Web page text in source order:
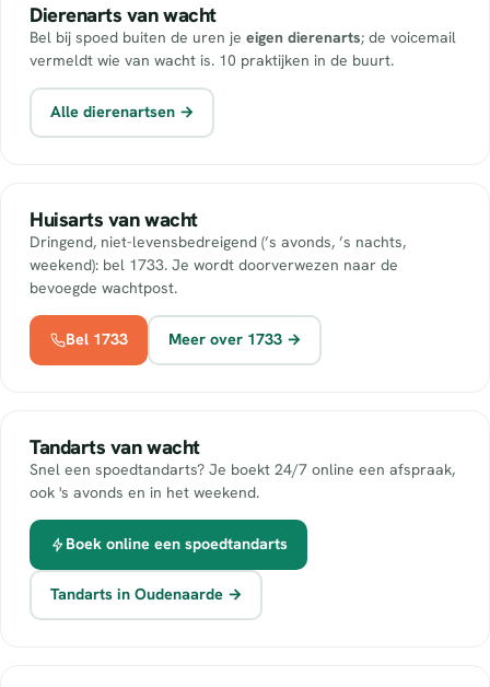
Dierenarts van wacht
Bel bij spoed buiten de uren je eigen dierenarts; de voicemail
vermeldt wie van wacht is. 10 praktijken in de buurt.
Alle dierenartsen →
Huisarts van wacht
Dringend, niet-levensbedreigend (’s avonds, ’s nachts,
weekend): bel 1733. Je wordt doorverwezen naar de
bevoegde wachtpost.
Bel 1733 Meer over 1733 →
Tandarts van wacht
Snel een spoedtandarts? Je boekt 24/7 online een afspraak,
ook 's avonds en in het weekend.
Boek online een spoedtandarts
Tandarts in Oudenaarde →